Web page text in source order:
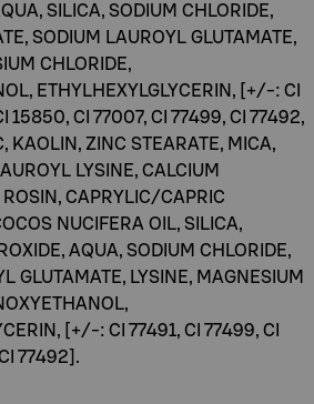
SILICA, SODIUM CHLORIDE,
SODIUM LAUROYL GLUTAMATE,
CHLORIDE,
ETHYLHEXYLGLYCERIN, [+/-: CI
15850, CI 77007, CI 77499, CI 77492,
KAOLIN, ZINC STEARATE, MICA,
LYSINE, CALCIUM
ROSIN, CAPRYLIC/CAPRIC
NUCIFERA OIL, SILICA,
AQUA, SODIUM CHLORIDE,
GLUTAMATE, LYSINE, MAGNESIUM
[+/-: CI 77491, CI 77499, CI
77492].